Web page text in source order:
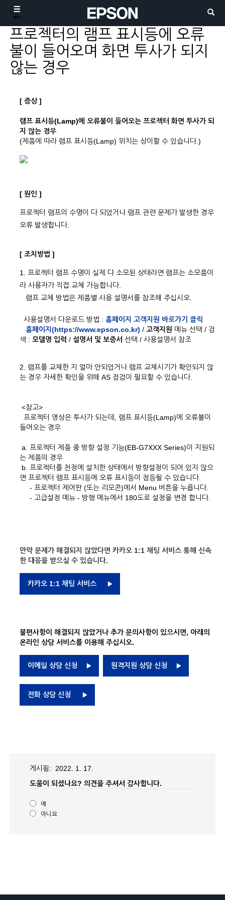
메뉴
프로젝터의 램프 표시등에 오류
불이 들어오며 화면 투사가 되지
않는 경우
[ 증상 ]
램프 표시등(Lamp)에 오류불이 들어오는 프로젝터 화면 투사가 되
지 않는 경우
(제품에 따라 램프 표시등(Lamp) 위치는 상이할 수 있습니다.)
[ 원인 ]
프로젝터 램프의 수명이 다 되었거나 램프 관련 문제가 발생한 경우
오류 발생합니다.
[ 조치방법 ]
1. 프로젝터 램프 수명이 실제 다 소모된 상태라면 램프는 소모품이
라 사용자가 직접 교체 가능합니다.
램프 교체 방법은 제품별 사용 설명서를 참조해 주십시오.
사용설명서 다운로드 방법 : 홈페이지 고객지원 바로가기 클릭
홈페이지(https://www.epson.co.kr) / 고객지원 메뉴 선택 / 검
색 : 모델명 입력 / 설명서 및 보증서 선택 / 사용설명서 참조
2. 램프를 교체한 지 얼마 안되었거나 램프 교체시기가 확인되지 않
는 경우 자세한 확인을 위해 AS 점검이 필요할 수 있습니다.
<참고>
프로젝터 영상은 투사가 되는데, 램프 표시등(Lamp)에 오류불이
들어오는 경우
a. 프로젝터 제품 중 방향 설정 기능(EB-G7XXX Series)이 지원되
는 제품의 경우
b. 프로젝터를 천정에 설치한 상태에서 방향설정이 되어 있지 않으
면 프로젝터 램프 표시등에 오류 표시등이 점등될 수 있습니다.
- 프로젝터 제어판 (또는 리모콘)에서 Menu 버튼을 누릅니다.
- 고급설정 메뉴 - 방행 메뉴에서 180도로 설정을 변경 합니다.
만약 문제가 해결되지 않았다면 카카오 1:1 채팅 서비스 통해 신속
한 대응을 받으실 수 있습니다.
카카오 1:1 채팅 서비스
불편사항이 해결되지 않았거나 추가 문의사항이 있으시면, 아래의
온라인 상담 서비스를 이용해 주십시오.
이메일 상담 신청 원격지원 상담 신청
전화 상담 신청
게시됨: 2022. 1. 17.
도움이 되셨나요? 의견을 주셔서 감사합니다.
예
아니요